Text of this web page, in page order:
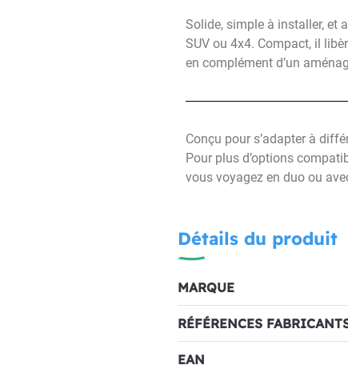
Solide, simple à installer, et
SUV ou 4x4. Compact, il
en complément d’un
Conçu pour s’adapter à
Pour plus d’options
vous voyagez en duo ou
Détails du produit
MARQUE
RÉFÉRENCES
EAN